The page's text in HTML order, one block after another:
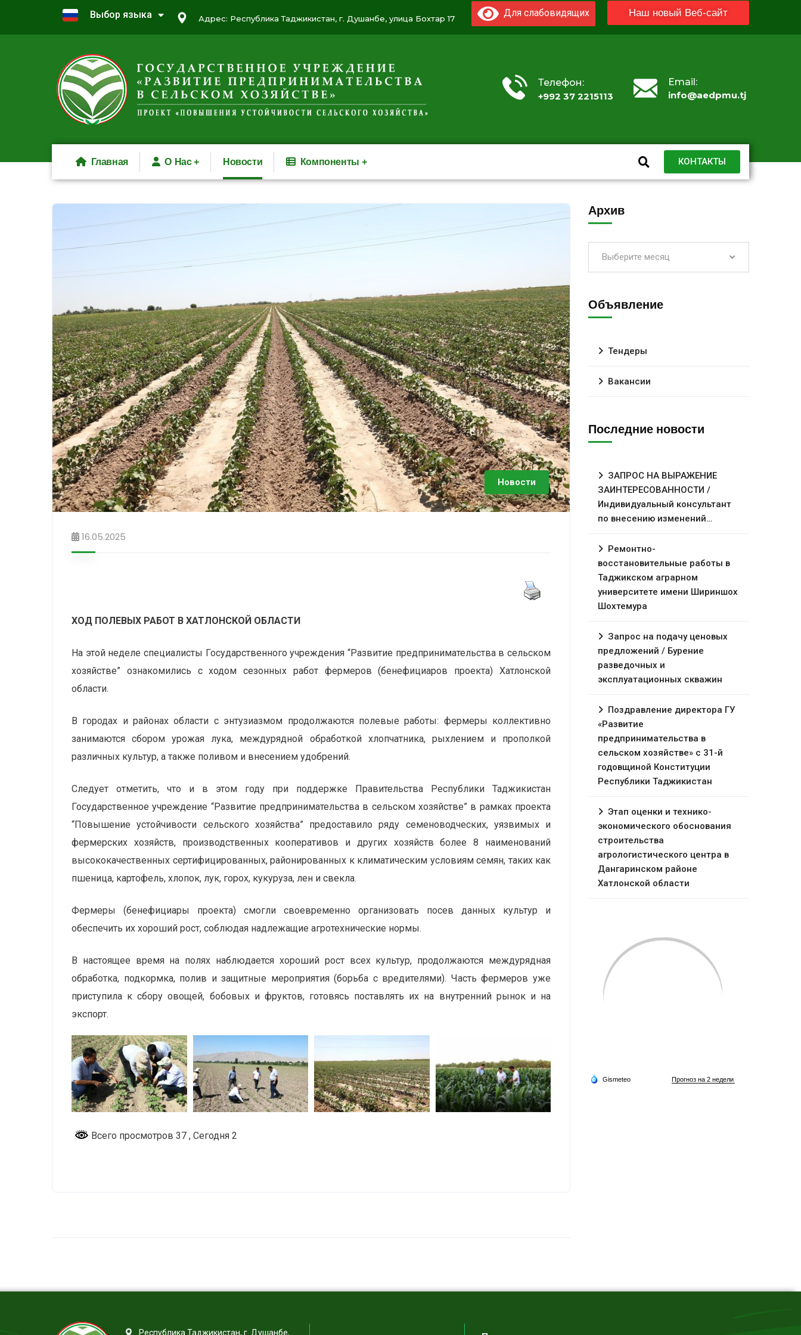
Выбор языка Адрес: Республика Таджикистан, г. Душанбе, улица Бохтар 17
Для слабовидящих Наш новый Веб-сайт
Телефон:
+992 37 2215113
Email:
info@aedpmu.tj
Главная О Нас Новости Компоненты КОНТАКТЫ
Новости
16.05.2025
ХОД ПОЛЕВЫХ РАБОТ В ХАТЛОНСКОЙ ОБЛАСТИ
На этой неделе специалисты Государственного учреждения “Развитие предпринимательства в сельском
хозяйстве” ознакомились с ходом сезонных работ фермеров (бенефициаров проекта) Хатлонской
области.
В городах и районах области с энтузиазмом продолжаются полевые работы: фермеры коллективно
занимаются сбором урожая лука, междурядной обработкой хлопчатника, рыхлением и прополкой
различных культур, а также поливом и внесением удобрений.
Следует отметить, что и в этом году при поддержке Правительства Республики Таджикистан
Государственное учреждение “Развитие предпринимательства в сельском хозяйстве” в рамках проекта
“Повышение устойчивости сельского хозяйства” предоставило ряду семеноводческих, уязвимых и
фермерских хозяйств, производственных кооперативов и других хозяйств более 8 наименований
высококачественных сертифицированных, районированных к климатическим условиям семян, таких как
пшеница, картофель, хлопок, лук, горох, кукуруза, лен и свекла.
Фермеры (бенефициары проекта) смогли своевременно организовать посев данных культур и
обеспечить их хороший рост, соблюдая надлежащие агротехнические нормы.
В настоящее время на полях наблюдается хороший рост всех культур, продолжаются междурядная
обработка, подкормка, полив и защитные мероприятия (борьба с вредителями). Часть фермеров уже
приступила к сбору овощей, бобовых и фруктов, готовясь поставлять их на внутренний рынок и на
экспорт.
Всего просмотров 37 , Сегодня 2
Архив
Выберите месяц
Объявление
Тендеры
Вакансии
Последние новости
ЗАПРОС НА ВЫРАЖЕНИЕ
ЗАИНТЕРЕСОВАННОСТИ /
Индивидуальный консультант
по внесению изменений…
Ремонтно-
восстановительные работы в
Таджикском аграрном
университете имени Шириншох
Шохтемура
Запрос на подачу ценовых
предложений / Бурение
разведочных и
эксплуатационных скважин
Поздравление директора ГУ
«Развитие
предпринимательства в
сельском хозяйстве» с 31-й
годовщиной Конституции
Республики Таджикистан
Этап оценки и технико-
экономического обоснования
строительства
агрологистического центра в
Дангаринском районе
Хатлонской области
Республика Таджикистан, г. Душанбе,